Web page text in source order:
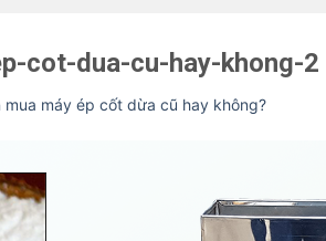
cot-dua-cu-hay-khong-2
mua máy ép cốt dừa cũ hay không?